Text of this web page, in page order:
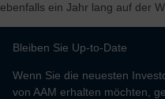
ebenfalls ein Jahr lang auf der
Bleiben Sie Up-to-Date
Wenn Sie die neuesten
von AAM erhalten möchten,